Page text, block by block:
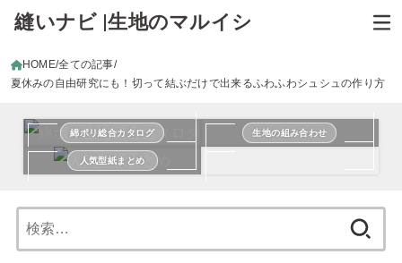
縫いナビ |生地のマルイシ
HOME 全ての記事
夏休みの自由研究にも！切って結ぶだけで出来るふわふわシュシュの作り方
綿ポリ総合カタログ 生地の組み合わせ
人気型紙まとめ
索: